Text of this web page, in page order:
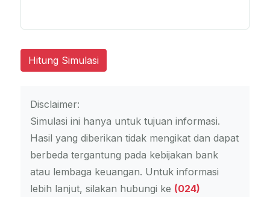
Hitung Simulasi
Disclaimer:
Simulasi ini hanya untuk tujuan informasi.
Hasil yang diberikan tidak mengikat dan dapat
berbeda tergantung pada kebijakan bank
atau lembaga keuangan. Untuk informasi
lebih lanjut, silakan hubungi ke (024)